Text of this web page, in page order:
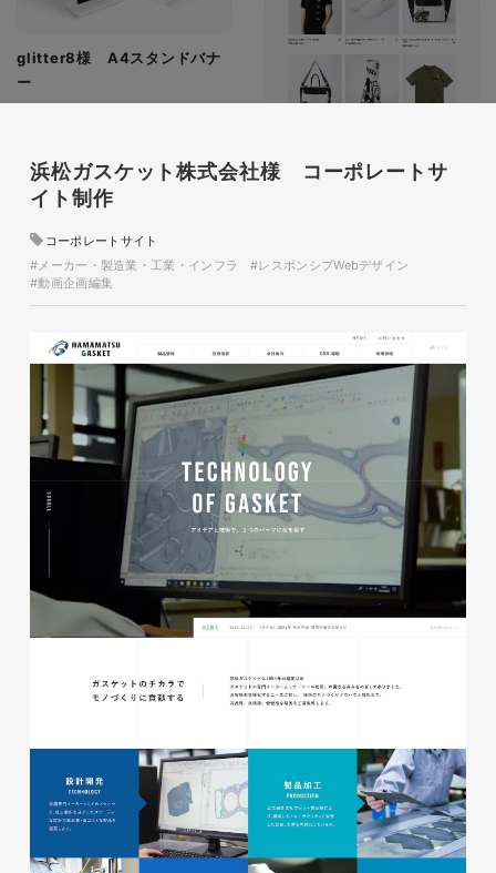
glitter8様 ECサイト制作
ECサイト
#アパレル・ファッション
#HTML/CSSコーディング
#レスポンシブWebデザイン
glitter8様 A4スタンドバナ
ー
glitter8様 吹き出しPOP
印刷物
#アパレル・ファッション
#吹き出しPOP
glitter8様 チラシ
印刷物
#アパレル・ファッション
印刷物
#アパレル・ファッション
浜松ガスケット株式会社様 コーポレートサ
イト制作
コーポレートサイト
#メーカー・製造業・工業・インフラ
#レスポンシブWebデザイン
#動画企画編集